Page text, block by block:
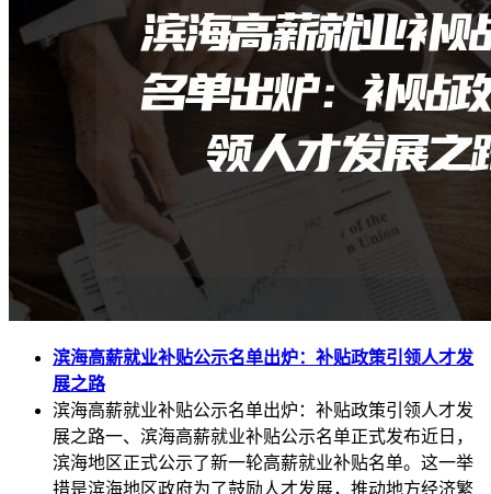
滨海高薪就业补贴公示名单出炉：补贴政策引领人才发
展之路
滨海高薪就业补贴公示名单出炉：补贴政策引领人才发
展之路一、滨海高薪就业补贴公示名单正式发布近日，
滨海地区正式公示了新一轮高薪就业补贴名单。这一举
措是滨海地区政府为了鼓励人才发展，推动地方经济繁